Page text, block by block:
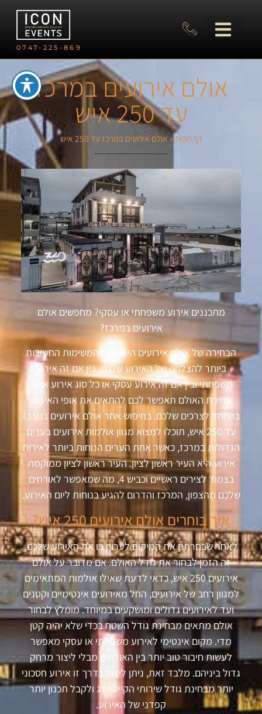
0747-225-869
אולם אירועים במרכז
עד 250 איש
דף הבית»אולם אירועים במרכז עד 250 איש
מתכננים אירוע משפחתי או עסקי? מחפשים אולם
אירועים במרכז?
הבחירה של אולם אירועים היא אחת המשימות החשובות
ביותר להצלחה של האירוע שלכם. בין אם זה אירוע
משפחתי ובין אם זה אירוע עסקי או כל סוג אירוע אחר,
בחירת האולם תאפשר לכם להתאים את אופי האירוע
במיוחד לצרכים שלכם. בחיפוש אחר אולם אירועים במרכז
עד 250 איש, תוכלו למצוא מגוון אולמות אירועים בערים
הגדולות במרכז, כאשר אחת הערים הנוחות ביותר לאירוח
אירוע היא העיר ראשון לציון. העיר ראשון לציון ממוקמת
בצמוד לצירים ראשיים וכביש 4, מה שמאפשר לאורחים
שלכם מהצפון, המרכז והדרום להגיע בנוחות ליום האירוע.
איך בוחרים אולם אירועים 250 איש?
לאחר שבחרתם את המיקום לערוך בו את האירוע שלכם,
זה הזמן לבחור את גודל האולם. אם מדובר על אולם
אירועים 250 איש, כדאי לדעת שאילו אולמות המתאימים
למגוון רחב של אירועים, החל מאירועים אינטימיים וקטנים
ועד לאירועים גדולים ומושקעים במיוחד. מומלץ לבחור
אולם מתאים מבחינת גודל השטח בכדי שלא יהיה קטן
מדי. מקום אינטימי לאירוע משפחתי או עסקי מאפשר
לעשות חיבור טוב יותר בין האורחים מבלי ליצור מרחק
גדול ביניהם. מלבד זאת, ניתן ליצור בדרך זו אירוע חסכוני
יותר מבחינת גודל שירותי הקייטרינג ולקבל תכנון יותר
קפדני של האירוע.